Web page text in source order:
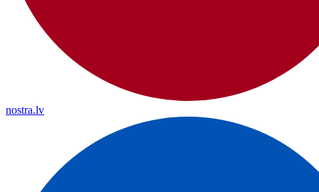
nostra.lv